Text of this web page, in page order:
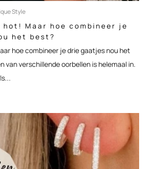
Style
hot! Maar hoe combineer je
het best?
hoe combineer je drie gaatjes nou het
van verschillende oorbellen is helemaal in.